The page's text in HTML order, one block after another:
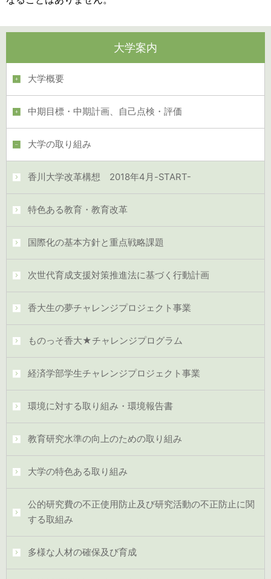
大学案内
大学概要
中期目標・中期計画、自己点検・評価
大学の取り組み
香川大学改革構想 2018年4月-START-
特色ある教育・教育改革
国際化の基本方針と重点戦略課題
次世代育成支援対策推進法に基づく行動計画
香大生の夢チャレンジプロジェクト事業
ものっそ香大★チャレンジプログラム
経済学部学生チャレンジプロジェクト事業
環境に対する取り組み・環境報告書
教育研究水準の向上のための取り組み
大学の特色ある取り組み
公的研究費の不正使用防止及び研究活動の不正防止に関
する取組み
多様な人材の確保及び育成